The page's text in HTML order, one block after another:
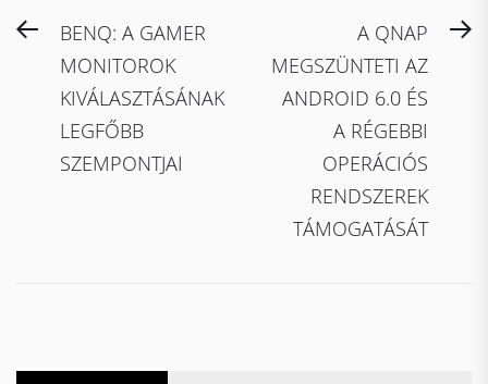
Bejegyzés
navigáció
PreviousBENQ: A GAMER
MONITOROK
KIVÁLASZTÁSÁNAK
LEGFŐBB
SZEMPONTJAI
A QNAP
MEGSZÜNTETI AZ
ANDROID 6.0 ÉS
A RÉGEBBI
OPERÁCIÓS
RENDSZEREK
TÁMOGATÁSÁT